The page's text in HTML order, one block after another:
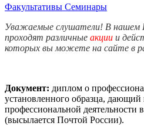
Факультативы Семинары
Уважаемые слушатели! В нашем
проходят различные акции и
которых вы можете на сайте в
Документ: диплом о
установленного образца, дающий
профессиональной деятельности
(высылается Почтой России).